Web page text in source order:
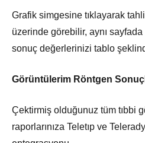
Grafik simgesine tıklayarak
üzerinde görebilir, aynı
sonuç değerlerinizi tablo
Görüntülerim Röntgen
Çektirmiş olduğunuz tüm tıbbi
raporlarınıza Teletıp ve